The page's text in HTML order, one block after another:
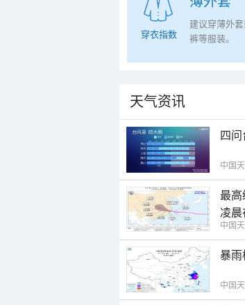
穿衣指数
建议穿薄外
裤等服装。
天气资讯
四
中国
最高
凌
中国
暴雨
中国